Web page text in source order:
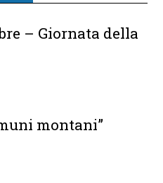
– Giornata della
montani”